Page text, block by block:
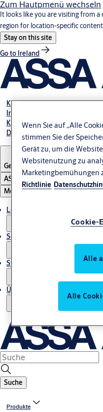
Zum Hautpmenü wechseln
It looks like you are visiting from
region for location-specific
Stay on this site
Go to Ireland
Karriere
Investoren
Kontakt
Dokumente
Germany
ASSA ABLOY Group
Menü
Lösungen und Produkte
Service
Stories
Über uns
Suche
Produkte
Wenn Sie auf „Alle
stimmen Sie der
Gerät zu, um die
Websitenutzung zu
Marketingbemühungen
Richtlinie
Cookie-
Alle
Alle